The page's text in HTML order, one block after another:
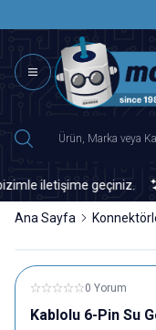
iletişime geçiniz.
Ana Sayfa
0 Yorum
Kablolu 6-Pin Su